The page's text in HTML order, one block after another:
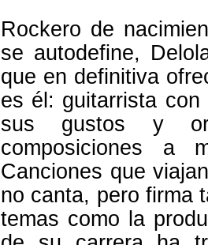
Rockero de
se autodefine,
que en definitiva
es él: guitarrista
sus gustos y
composiciones a
Canciones que
no canta, pero firma
temas como la